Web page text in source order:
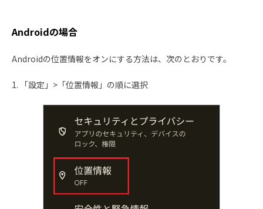
Androidの場合
Androidの位置情報をオンにする方法は、次のとおりです。
1. 「設定」>「位置情報」の順に選択